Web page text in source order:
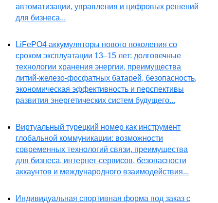
автоматизации, управления и цифровых решений
для бизнеса...
LiFePO4 аккумуляторы нового поколения со
сроком эксплуатации 13–15 лет: долговечные
технологии хранения энергии, преимущества
литий-железо-фосфатных батарей, безопасность,
экономическая эффективность и перспективы
развития энергетических систем будущего...
Виртуальный турецкий номер как инструмент
глобальной коммуникации: возможности
современных технологий связи, преимущества
для бизнеса, интернет-сервисов, безопасности
аккаунтов и международного взаимодействия...
Индивидуальная спортивная форма под заказ с